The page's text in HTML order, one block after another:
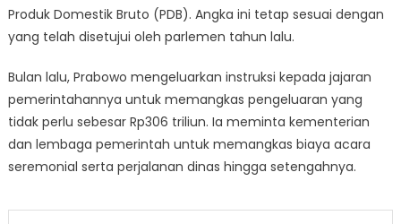
Produk Domestik Bruto (PDB). Angka ini tetap sesuai dengan
yang telah disetujui oleh parlemen tahun lalu.
Bulan lalu, Prabowo mengeluarkan instruksi kepada jajaran
pemerintahannya untuk memangkas pengeluaran yang
tidak perlu sebesar Rp306 triliun. Ia meminta kementerian
dan lembaga pemerintah untuk memangkas biaya acara
seremonial serta perjalanan dinas hingga setengahnya.